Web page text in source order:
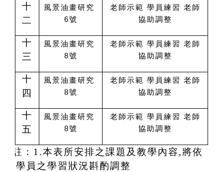
十
二
風景油畫研究
6號
老師示範 學員練習 老師
協助調整
十
三
風景油畫研究
8號
老師示範 學員練習 老師
協助調整
十
四
風景油畫研究
8號
老師示範 學員練習 老師
協助調整
十
五
風景油畫研究
8號
老師示範 學員練習 老師
協助調整
註：1.本表所安排之課題及教學內容,將依
據學員之學習狀況斟酌調整